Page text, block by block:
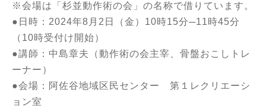
※会場は「杉並動作術の会」の名称で借りています。
●日時：2024年8月2日（金）10時15分─11時45分
（10時受付け開始）
●講師：中島章夫（動作術の会主宰、骨盤おこしトレ
ーナー）
●会場：阿佐谷地域区民センター 第１レクリエーシ
ョン室